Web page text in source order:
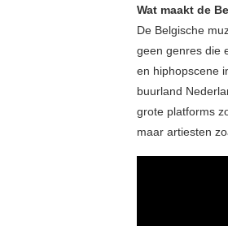
Wat maakt de
De Belgische
geen genres die
en hiphopscene
buurland
grote platforms
maar artiesten